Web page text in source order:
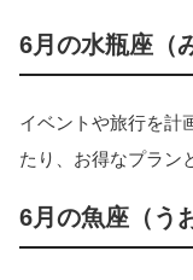
6月の水瓶座（
イベントや旅行を計
たり、お得なプラン
6月の魚座（う